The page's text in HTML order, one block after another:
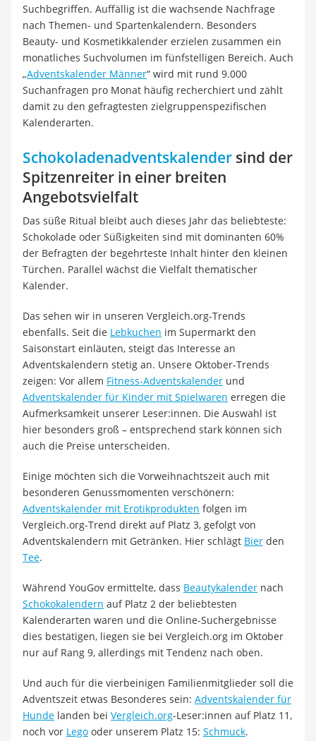
Suchbegriffen. Auffällig ist die wachsende Nachfrage
nach Themen- und Spartenkalendern. Besonders
Beauty- und Kosmetikkalender erzielen zusammen ein
monatliches Suchvolumen im fünfstelligen Bereich. Auch
„Adventskalender Männer“ wird mit rund 9.000
Suchanfragen pro Monat häufig recherchiert und zählt
damit zu den gefragtesten zielgruppenspezifischen
Kalenderarten.
Schokoladenadventskalender sind der
Spitzenreiter in einer breiten
Angebotsvielfalt
Das süße Ritual bleibt auch dieses Jahr das beliebteste:
Schokolade oder Süßigkeiten sind mit dominanten 60%
der Befragten der begehrteste Inhalt hinter den kleinen
Türchen. Parallel wächst die Vielfalt thematischer
Kalender.
Das sehen wir in unseren Vergleich.org-Trends
ebenfalls. Seit die Lebkuchen im Supermarkt den
Saisonstart einläuten, steigt das Interesse an
Adventskalendern stetig an. Unsere Oktober-Trends
zeigen: Vor allem Fitness-Adventskalender und
Adventskalender für Kinder mit Spielwaren erregen die
Aufmerksamkeit unserer Leser:innen. Die Auswahl ist
hier besonders groß – entsprechend stark können sich
auch die Preise unterscheiden.
Einige möchten sich die Vorweihnachtszeit auch mit
besonderen Genussmomenten verschönern:
Adventskalender mit Erotikprodukten folgen im
Vergleich.org-Trend direkt auf Platz 3, gefolgt von
Adventskalendern mit Getränken. Hier schlägt Bier den
Tee.
Während YouGov ermittelte, dass Beautykalender nach
Schokokalendern auf Platz 2 der beliebtesten
Kalenderarten waren und die Online-Suchergebnisse
dies bestätigen, liegen sie bei Vergleich.org im Oktober
nur auf Rang 9, allerdings mit Tendenz nach oben.
Und auch für die vierbeinigen Familienmitglieder soll die
Adventszeit etwas Besonderes sein: Adventskalender für
Hunde landen bei Vergleich.org-Leser:innen auf Platz 11,
noch vor Lego oder unserem Platz 15: Schmuck.